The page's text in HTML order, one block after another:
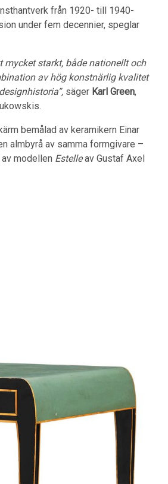
från 1920- till 1940-
under fem decennier, speglar
mycket starkt, både nationellt och
av hög konstnärlig kvalitet
säger Karl Green,
bemålad av keramikern Einar
almbyrå av samma formgivare –
modellen Estelleav Gustaf Axel